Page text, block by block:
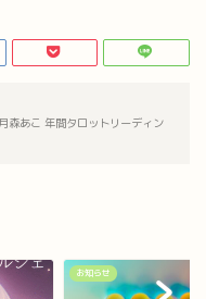
森あこ 年間タロットリーディン
お知らせ